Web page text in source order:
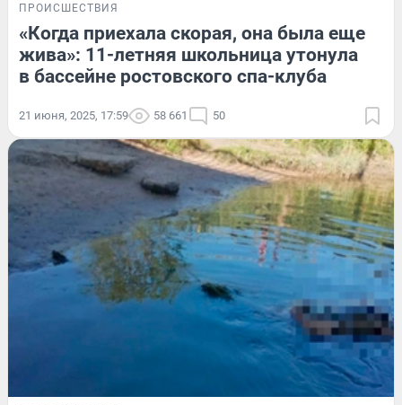
ПРОИСШЕСТВИЯ
«Когда приехала скорая, она была еще
жива»: 11-летняя школьница утонула
в бассейне ростовского спа-клуба
21 июня, 2025, 17:59 58 661 50